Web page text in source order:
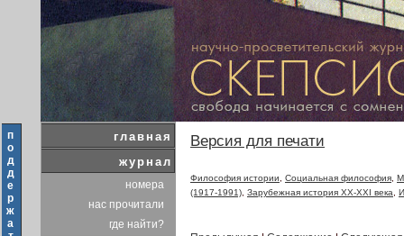
п
о
д
д
е
р
ж
а
главная
журнал
номера
нас прочитали
где найти?
Версия для печати
Философия истории Социальная философия
(1917-1991) Зарубежная история XX-XXI века